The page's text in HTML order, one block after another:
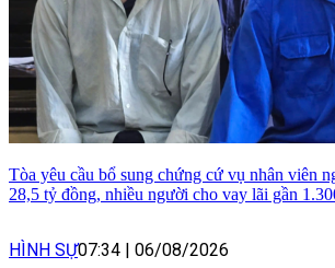
Tòa yêu cầu bổ sung chứng cứ vụ nhân viên
28,5 tỷ đồng, nhiều người cho vay lãi gần
HÌNH SỰ07:34 06/08/2026